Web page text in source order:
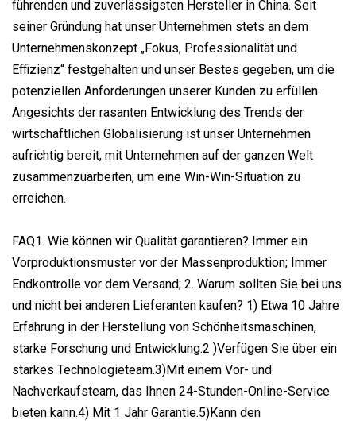
führenden und zuverlässigsten Hersteller in China. Seit
seiner Gründung hat unser Unternehmen stets an dem
Unternehmenskonzept „Fokus, Professionalität und
Effizienz“ festgehalten und unser Bestes gegeben, um die
potenziellen Anforderungen unserer Kunden zu erfüllen.
Angesichts der rasanten Entwicklung des Trends der
wirtschaftlichen Globalisierung ist unser Unternehmen
aufrichtig bereit, mit Unternehmen auf der ganzen Welt
zusammenzuarbeiten, um eine Win-Win-Situation zu
erreichen.
FAQ1. Wie können wir Qualität garantieren? Immer ein
Vorproduktionsmuster vor der Massenproduktion; Immer
Endkontrolle vor dem Versand; 2. Warum sollten Sie bei uns
und nicht bei anderen Lieferanten kaufen? 1) Etwa 10 Jahre
Erfahrung in der Herstellung von Schönheitsmaschinen,
starke Forschung und Entwicklung.2 )Verfügen Sie über ein
starkes Technologieteam.3)Mit einem Vor- und
Nachverkaufsteam, das Ihnen 24-Stunden-Online-Service
bieten kann.4) Mit 1 Jahr Garantie.5)Kann den